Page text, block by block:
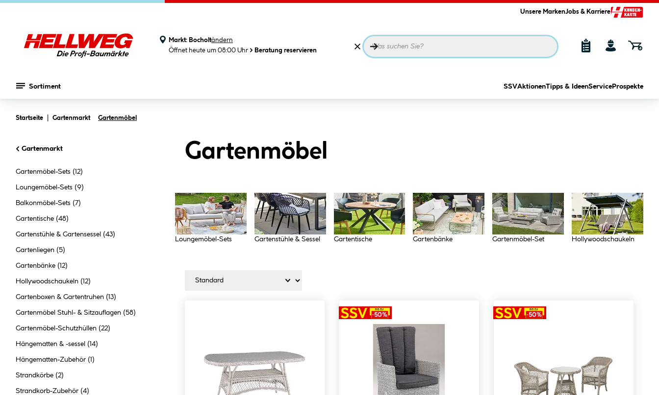
Unsere MarkenJobs & Karriere
Markt: Bocholtändern
Öffnet heute um 08:00 Uhr
Beratung reservieren
Sortiment SSVAktionenTipps & IdeenService Prospekte
Startseite Gartenmarkt Gartenmöbel
Gartenmarkt
Gartenmöbel-Sets (12)
Loungemöbel-Sets (9)
Balkonmöbel-Sets (7)
Gartentische (48)
Gartenstühle & Gartensessel (43)
Gartenliegen (5)
Gartenbänke (12)
Hollywoodschaukeln (12)
Gartenboxen & Gartentruhen (13)
Gartenmöbel Stuhl- & Sitzauflagen (58)
Gartenmöbel-Schutzhüllen (22)
Hängematten & -sessel (14)
Hängematten-Zubehör (1)
Strandkörbe (2)
Strandkorb-Zubehör (4)
Gartenmöbel
Loungemöbel-Sets Gartenstühle & Sessel Gartentische Gartenbänke Gartenmöbel-Set Hollywoodschaukeln